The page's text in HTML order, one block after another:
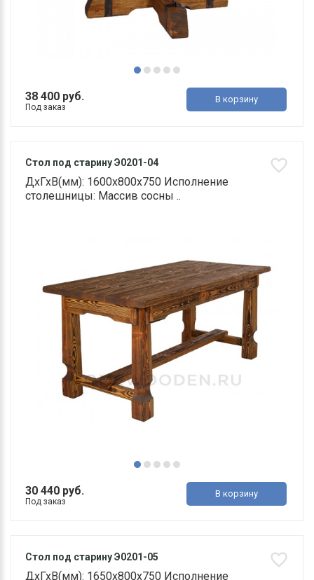
38 400 руб.
Под заказ
В корзину
Стол под старину Э0201-04
ДхГхВ(мм): 1600х800х750 Исполнение
столешницы: Массив сосны ..
30 440 руб.
Под заказ
В корзину
Стол под старину Э0201-05
ДхГхВ(мм): 1650х800х750 Исполнение